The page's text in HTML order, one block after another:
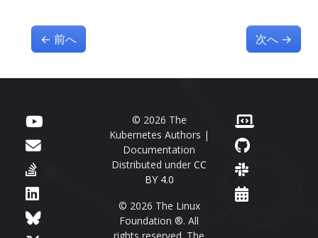
← 前へ 次へ →
© 2026 The
Kubernetes Authors |
Documentation
Distributed under CC
BY 4.0
© 2026 The Linux
Foundation ®. All
rights reserved. The